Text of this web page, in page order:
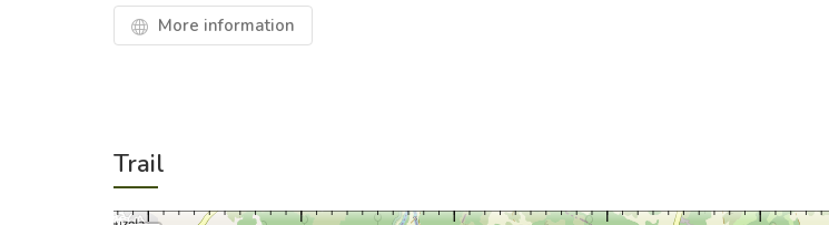
More information
Trail